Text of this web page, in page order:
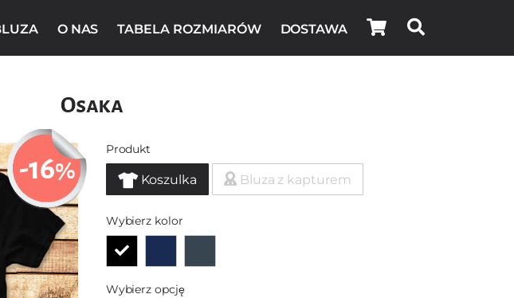
O NAS TABELA ROZMIARÓW DOSTAWA
Osaka
-16%
Produkt
Koszulka Bluza z kapturem
Wybierz kolor
Wybierz opcję